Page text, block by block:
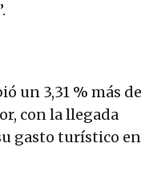
un 3,31 % más de
con la llegada
gasto turístico en